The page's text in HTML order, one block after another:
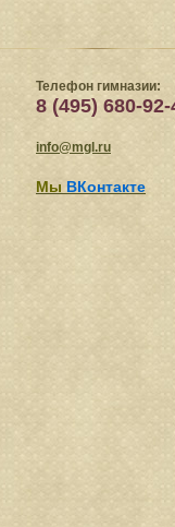
Телефон гимназии:
8 (495) 680-92-
info@mgl.ru
Мы ВКонтакте